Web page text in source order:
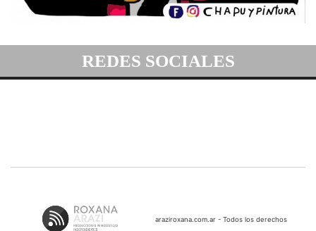
REDES SOCIALES
araziroxana.com.ar - Todos los derechos